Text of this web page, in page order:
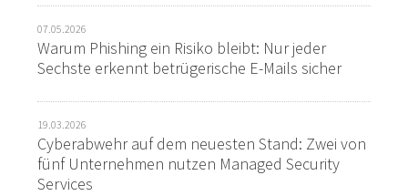
07.05.2026
Warum Phishing ein Risiko bleibt: Nur jeder
Sechste erkennt betrügerische E-Mails sicher
19.03.2026
Cyberabwehr auf dem neuesten Stand: Zwei von
fünf Unternehmen nutzen Managed Security
Services